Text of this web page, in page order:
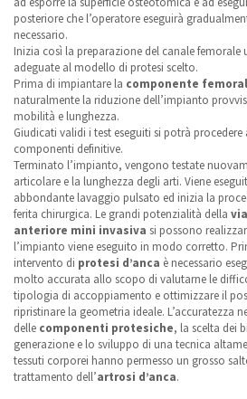
posteriore che l’operatore eseguirà
necessario.
Inizia così la preparazione del canale femorale
adeguate al modello di protesi scelto.
Prima di impiantare la componente
naturalmente la riduzione dell’impianto
mobilità e lunghezza.
Giudicati validi i test eseguiti si potrà
componenti definitive.
Terminato l’impianto, vengono testate
articolare e la lunghezza degli arti. Viene
abbondante lavaggio pulsato ed inizia la
ferita chirurgica. Le grandi potenzialità della
anteriore mini invasiva si possono
l’impianto viene eseguito in modo corretto.
intervento di protesi d’anca è necessario
molto accurata allo scopo di valutarne le
tipologia di accoppiamento e ottimizzare il
ripristinare la geometria ideale. L’accuratezza
delle componenti protesiche, la scelta dei
generazione e lo sviluppo di una tecnica
tessuti corporei hanno permesso un grosso
trattamento dell’artrosi d’anca.